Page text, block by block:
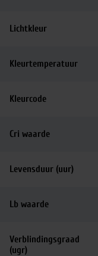
Lichtkleur
Kleurtemperatuur
Kleurcode
Cri waarde
Levensduur (uur)
Lb waarde
Verblindingsgraad
(ugr)